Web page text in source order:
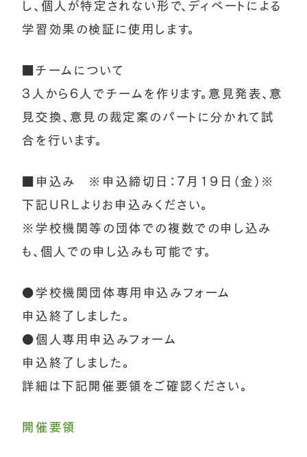
し、個人が特定されない形で、ディベートによる
学習効果の検証に使用します。
■チームについて
3人から6人でチームを作ります。意見発表、意
見交換、意見の裁定案のパートに分かれて試
合を行います。
■申込み ※申込締切日：7月19日（金）※
下記URLよりお申込みください。
※学校機関等の団体での複数での申し込み
も、個人での申し込みも可能です。
●学校機関団体専用申込みフォーム
申込終了しました。
●個人専用申込みフォーム
申込終了しました。
詳細は下記開催要領をご確認ください。
開催要領